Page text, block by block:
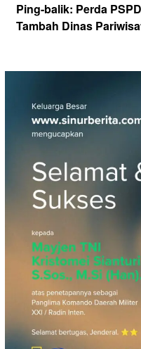
Ping-balik: Perda
Tambah Dinas